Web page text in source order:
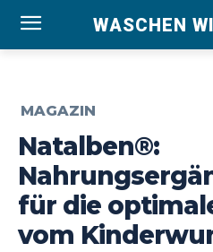
WASCHEN
MAGAZIN
Natalben®:
für die
vom